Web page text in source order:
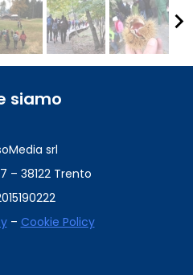
keyboard_arrow_right
siamo
srl
– 38122 Trento
– Cookie Policy